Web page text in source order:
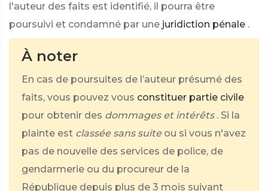
l'auteur des faits est identifié, il pourra être
poursuivi et condamné par une juridiction pénale .
À noter
En cas de poursuites de l’auteur présumé des
faits, vous pouvez vous constituer partie civile
pour obtenir des dommages et intérêts . Si la
plainte est classée sans suite ou si vous n'avez
pas de nouvelle des services de police, de
gendarmerie ou du procureur de la
République depuis plus de 3 mois suivant